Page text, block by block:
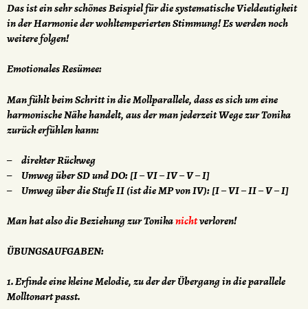
Das ist ein sehr schönes Beispiel für die systematische Vieldeutigkeit
in der Harmonie der wohltemperierten Stimmung! Es werden noch
weitere folgen!
Emotionales Resümee:
Man fühlt beim Schritt in die Mollparallele, dass es sich um eine
harmonische Nähe handelt, aus der man jederzeit Wege zur Tonika
zurück erfühlen kann:
direkter Rückweg
Umweg über SD und DO: [I – VI – IV – V – I]
Umweg über die Stufe II (ist die MP von IV): [I – VI – II – V – I]
Man hat also die Beziehung zur Tonikanichtverloren!
ÜBUNGSAUFGABEN:
1. Erfinde eine kleine Melodie, zu der der Übergang in die parallele
Molltonart passt.